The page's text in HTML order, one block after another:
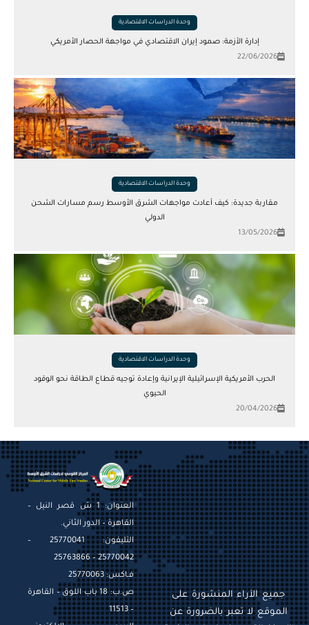
وحدة الدراسات الاقتصادية
إدارة الأزمة: صمود إيران الاقتصادي في مواجهة الحصار الأمريكي
22/06/2026
وحدة الدراسات الاقتصادية
مقاربة جديدة: كيف أعادت مواجهات الشرق الأوسط رسم مسارات الشحن
الدولي
13/05/2026
وحدة الدراسات الاقتصادية
الحرب الأمريكية الإسرائيلية الإيرانية وإعادة توجيه قطاع الطاقة نحو الوقود
الحيوي
20/04/2026
العنوان: 1 ش قصر النيل –
القاهرة – الدور الثاني.
التليفون: 25770041 –
25770042 – 25763866
فـاكس: 25770063
ص.ب: 18 باب اللوق – القاهرة
– 11513
جميع الآراء المنشورة على
الموقع لا تعبر بالضرورة عن